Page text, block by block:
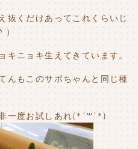
抜くだけあってこれくらいじ
キニョキ生えてきています。
んもこのサボちゃんと同じ種
一度お試しあれ(*´꒳`*)